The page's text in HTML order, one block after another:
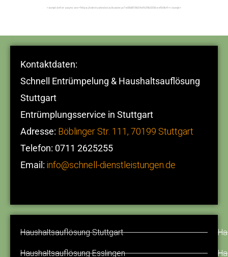
<script defer async src=’https://cdn.trustindex.io/loader.js?e08d818604ef639b3336eefb9b4′></script>
Kontaktdaten:
Schnell Entrümpelung & Haushaltsauflösung
Stuttgart
Entrümplungsservice in Stuttgart
Adresse: Böblinger Str. 111, 70199 Stuttgart
Telefon: 0711 2625255
Email: info@schnell-dienstleistungen.de
Haushaltsauflösung Stuttgart
Haushaltsauflösung Esslingen